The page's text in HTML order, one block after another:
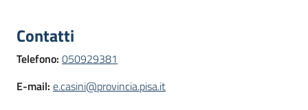
Contatti
Telefono: 050929381
E-mail: e.casini@provincia.pisa.it